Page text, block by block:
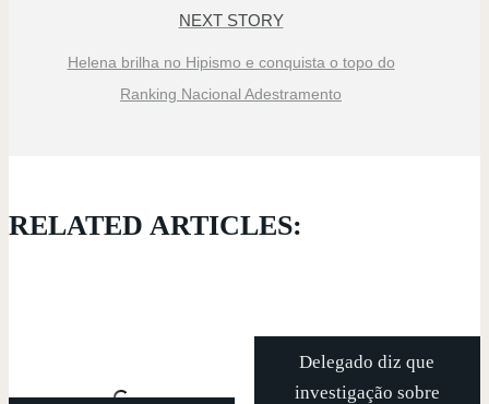
NEXT STORY
Helena brilha no Hipismo e conquista o topo do
Ranking Nacional Adestramento
RELATED ARTICLES:
Delegado diz que
investigação sobre